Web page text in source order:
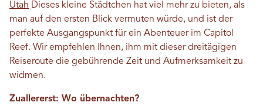
Utah Dieses kleine Städtchen hat viel mehr zu bieten, als
man auf den ersten Blick vermuten würde, und ist der
perfekte Ausgangspunkt für ein Abenteuer im Capitol
Reef. Wir empfehlen Ihnen, ihm mit dieser dreitägigen
Reiseroute die gebührende Zeit und Aufmerksamkeit zu
widmen.
Zuallererst: Wo übernachten?